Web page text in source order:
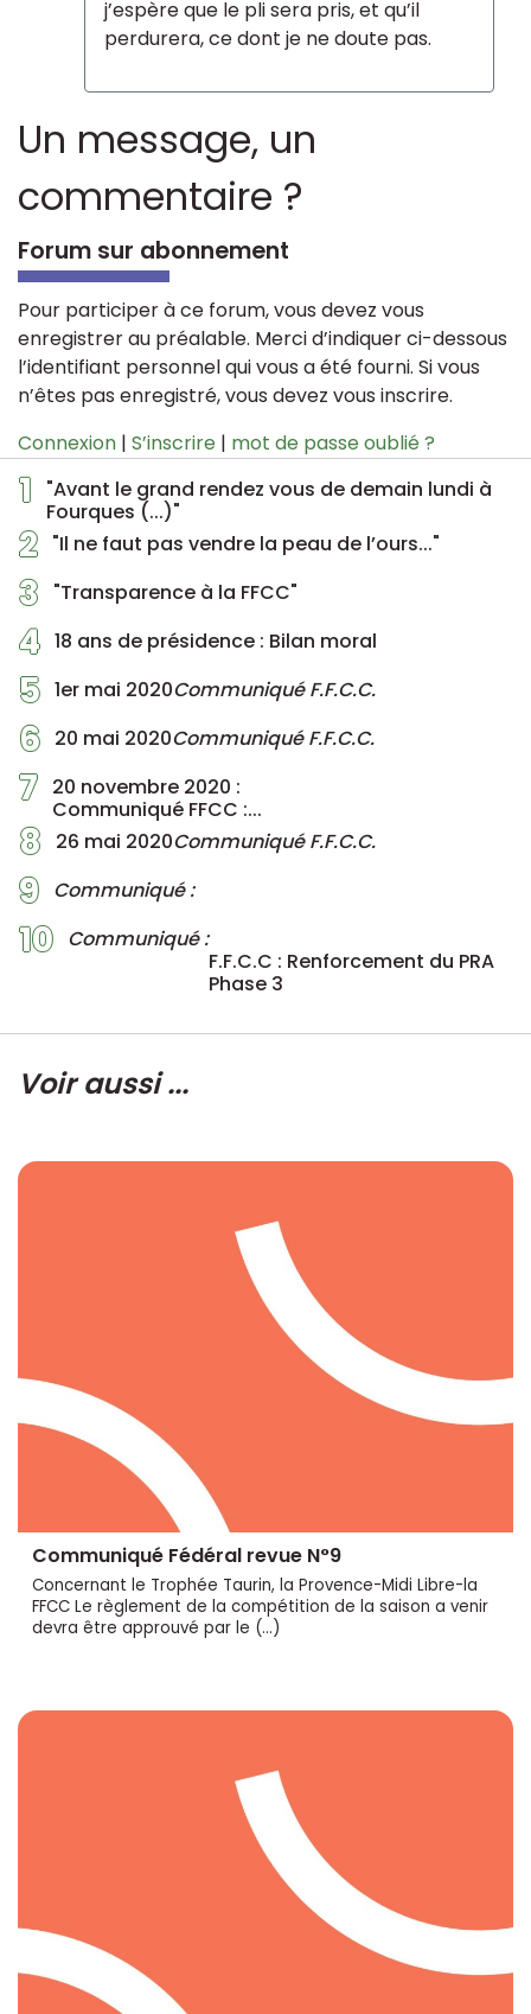
1
"Avant le grand rendez vous de demain lundi à
Fourques (...)"
2 "Il ne faut pas vendre la peau de l’ours..."
3 "Transparence à la FFCC"
4 18 ans de présidence : Bilan moral
5 1er mai 2020Communiqué F.F.C.C.
6 20 mai 2020Communiqué F.F.C.C.
7 20 novembre 2020 :
Communiqué FFCC :...
8 26 mai 2020Communiqué F.F.C.C.
9 Communiqué :
10 Communiqué :
F.F.C.C : Renforcement du PRA
Phase 3
j’espère que le pli sera pris, et qu’il
perdurera, ce dont je ne doute pas.
Un message, un
commentaire ?
Forum sur abonnement
Pour participer à ce forum, vous devez vous
enregistrer au préalable. Merci d’indiquer ci-dessous
l’identifiant personnel qui vous a été fourni. Si vous
n’êtes pas enregistré, vous devez vous inscrire.
Connexion | S’inscrire | mot de passe oublié ?
Voir aussi ...
Communiqué Fédéral revue N°9
Concernant le Trophée Taurin, la Provence-Midi Libre-la
FFCC Le règlement de la compétition de la saison a venir
devra être approuvé par le (…)